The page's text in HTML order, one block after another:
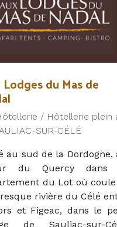
du Mas de
/ Hôtellerie plein
SUR-CÉLÉ
au sud de la Dordogne,
du Quercy dans
du Lot où
rivière du Célé
et Figeac, dans le
de Sauliac-sur-